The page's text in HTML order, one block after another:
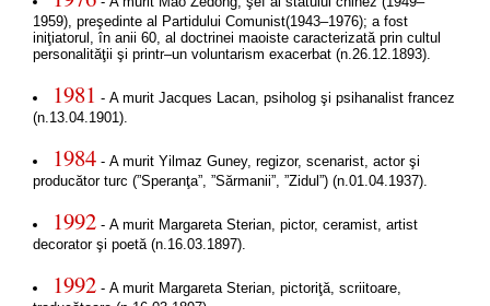
1959), preşedinte al Partidului Comunist(1943–1976); a fost
iniţiatorul, în anii 60, al doctrinei maoiste caracterizată prin cultul
personalităţii şi printr–un voluntarism exacerbat (n.26.12.1893).
1981 - A murit Jacques Lacan, psiholog şi psihanalist francez
(n.13.04.1901).
1984- A murit Yilmaz Guney, regizor, scenarist, actor şi
producător turc (”Speranţa”, ”Sărmanii”, ”Zidul”) (n.01.04.1937).
1992- A murit Margareta Sterian, pictor, ceramist, artist
decorator şi poetă (n.16.03.1897).
1992- A murit Margareta Sterian, pictoriţă, scriitoare,